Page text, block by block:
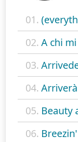
01.
02. A chi
03.
04. Arriverà
05. Beauty
06.